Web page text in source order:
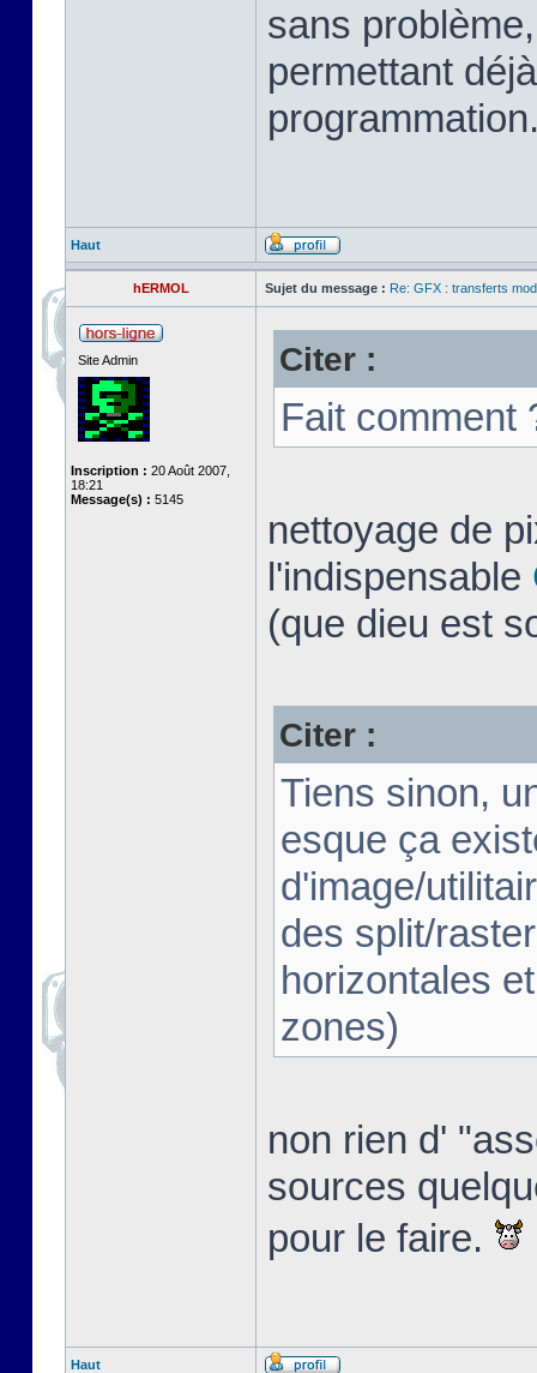
sans
permettant
Haut
hERMOL Sujet du message : Re: GFX : transferts
Site Admin
Inscription : 20 Août 2007,
18:21
Message(s) : 5145
Citer :
Fait comment
nettoyage de
l'indispensable
(que dieu est
Citer :
Tiens sinon,
esque ça
d'image/
des split/
horizontales
zones)
non rien d'
sources
pour le faire.
Haut